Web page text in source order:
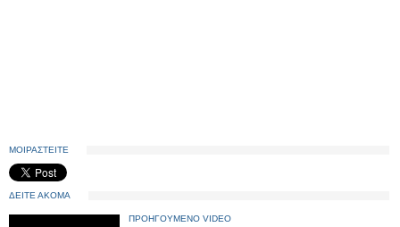
ΜΟΙΡΑΣΤΕΙΤΕ
ΔΕΙΤΕ ΑΚΟΜΑ
ΠΡΟΗΓΟΥΜΕΝΟ VIDEO